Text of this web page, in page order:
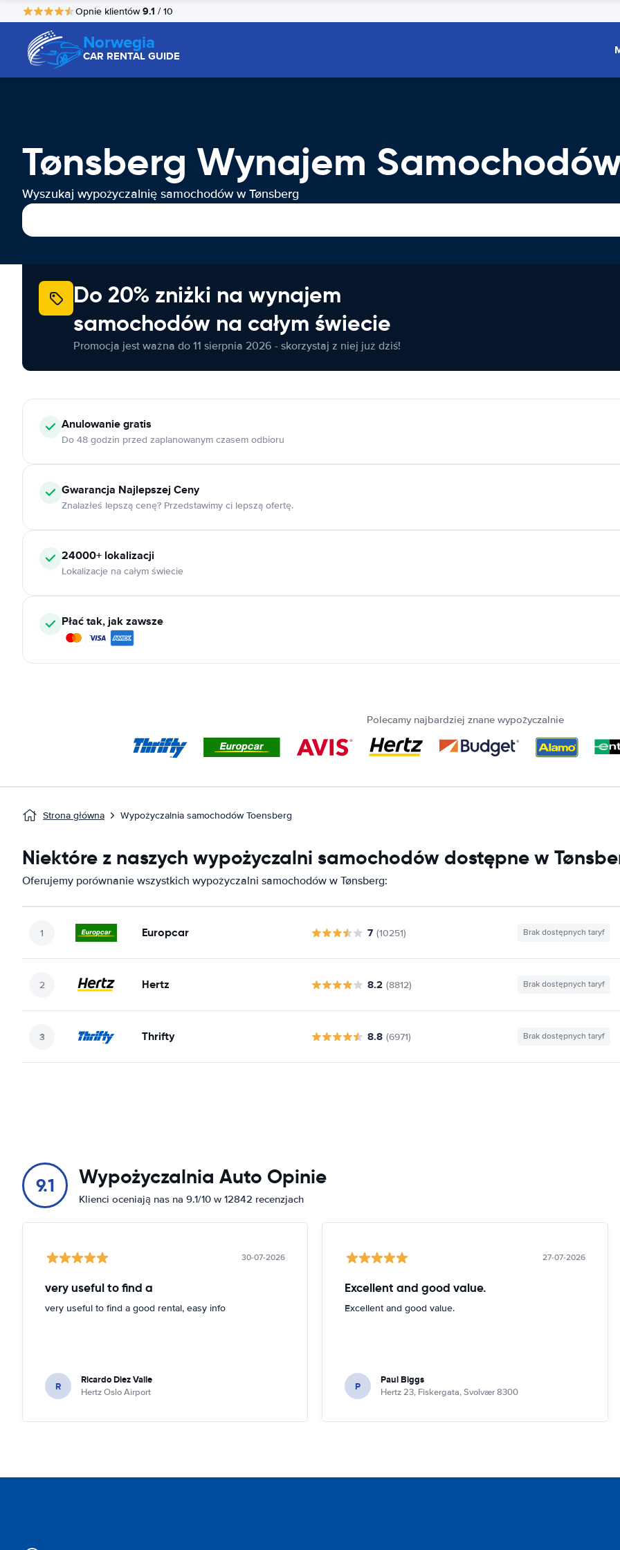
Opnie klientów9.1 / 10
Norwegia
CAR RENTAL GUIDE
Tønsberg Wynajem
Wyszukaj wypożyczalnię samochodów w Tønsberg
Do 20% zniżki na wynajem
samochodów na całym świecie
Promocja jest ważna do 11 sierpnia 2026 - skorzystaj z niej już dziś!
Anulowaniegratis
Do 48 godzin przed zaplanowanym czasem odbioru
Gwarancja Najlepszej Ceny
Znalazłeś lepszą cenę? Przedstawimy ci lepszą ofertę.
24000+ lokalizacji
Lokalizacje na całym świecie
Płać tak, jak zawsze
Polecamy najbardziej znane wypożyczalnie
Strona główna Wypożyczalnia samochodów Toensberg
Niektóre z naszych wypożyczalni samochodów dostępne w
Oferujemy porównanie wszystkich wypożyczalni samochodów w Tønsberg:
Europcar 7 (10251) Brak dostępnych taryf
Hertz 8.2 (8812) Brak dostępnych taryf
Thrifty 8.8 (6971) Brak dostępnych taryf
9.1 Wypożyczalnia Auto Opinie
Klienci oceniają nas na 9.1/10 w 12842 recenzjach
30-07-2026
very useful to find a
very useful to find a good rental, easy info
R Ricardo Diez Valle
Hertz Oslo Airport
27-07-2026
Excellent and good value.
Excellent and good value.
P Paul Biggs
Hertz 23, Fiskergata, Svolvær 8300